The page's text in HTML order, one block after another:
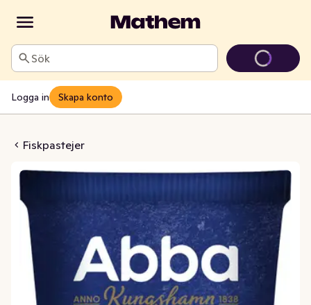
Sök
Logga in Skapa konto
Fiskpastejer
MSC